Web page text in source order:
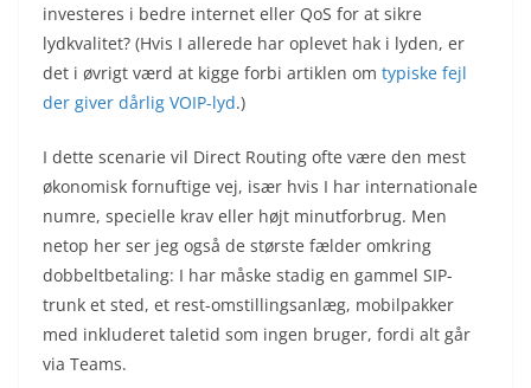
investeres i bedre internet eller QoS for at sikre
lydkvalitet? (Hvis I allerede har oplevet hak i lyden, er
det i øvrigt værd at kigge forbi artiklen om typiske fejl
der giver dårlig VOIP-lyd.)
I dette scenarie vil Direct Routing ofte være den mest
økonomisk fornuftige vej, især hvis I har internationale
numre, specielle krav eller højt minutforbrug. Men
netop her ser jeg også de største fælder omkring
dobbeltbetaling: I har måske stadig en gammel SIP-
trunk et sted, et rest-omstillingsanlæg, mobilpakker
med inkluderet taletid som ingen bruger, fordi alt går
via Teams.